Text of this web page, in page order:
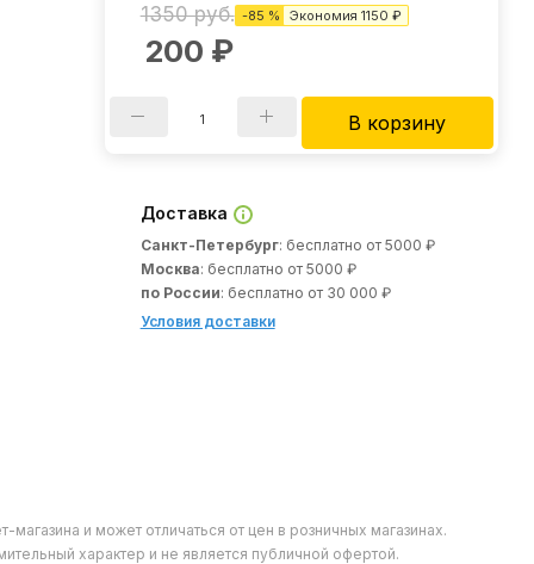
1350 руб. -85 % Экономия 1150 ₽
200 ₽
В корзину
Доставка
Санкт-Петербург: бесплатно от 5000 ₽
Москва: бесплатно от 5000 ₽
по России: бесплатно от 30 000 ₽
Условия доставки
магазина и может отличаться от цен в розничных магазинах.
характер и не является публичной офертой.